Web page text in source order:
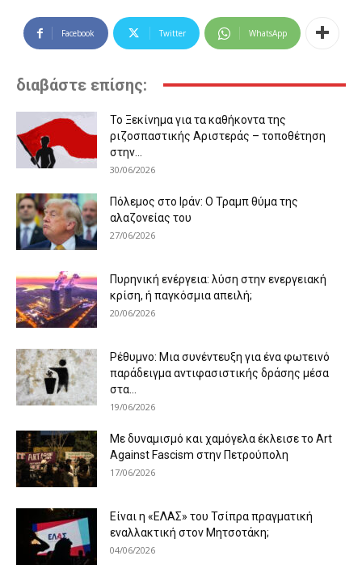
Facebook Twitter WhatsApp
διαβάστε επίσης:
Το Ξεκίνημα για τα καθήκοντα της
ριζοσπαστικής Αριστεράς – τοποθέτηση
στην...
30/06/2026
Πόλεμος στο Ιράν: Ο Τραμπ θύμα της
αλαζονείας του
27/06/2026
Πυρηνική ενέργεια: λύση στην ενεργειακή
κρίση, ή παγκόσμια απειλή;
20/06/2026
Ρέθυμνο: Μια συνέντευξη για ένα φωτεινό
παράδειγμα αντιφασιστικής δράσης μέσα
στα...
19/06/2026
Με δυναμισμό και χαμόγελα έκλεισε το Art
Against Fascism στην Πετρούπολη
17/06/2026
Είναι η «ΕΛΑΣ» του Τσίπρα πραγματική
εναλλακτική στον Μητσοτάκη;
04/06/2026